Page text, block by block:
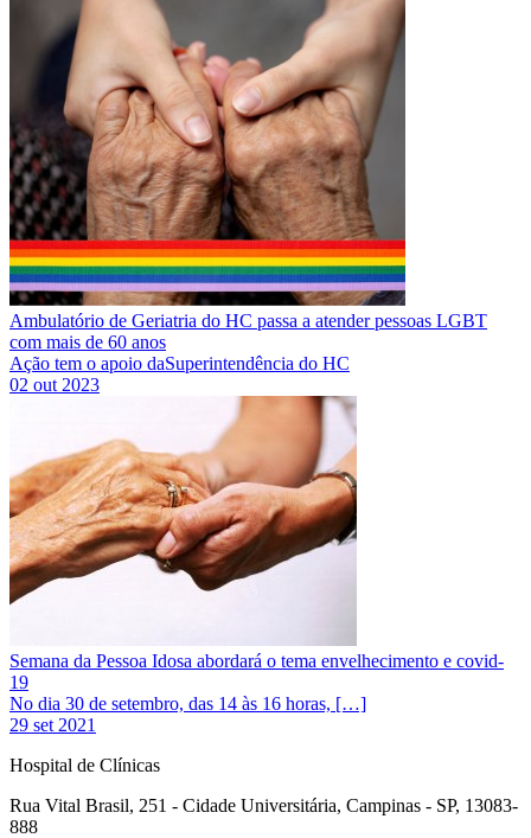
Ambulatório de Geriatria do HC passa a atender pessoas LGBT
com mais de 60 anos
Ação tem o apoio daSuperintendência do HC
02 out 2023
Semana da Pessoa Idosa abordará o tema envelhecimento e covid-
19
No dia 30 de setembro, das 14 às 16 horas, […]
29 set 2021
Hospital de Clínicas
Rua Vital Brasil, 251 - Cidade Universitária, Campinas - SP, 13083-
888